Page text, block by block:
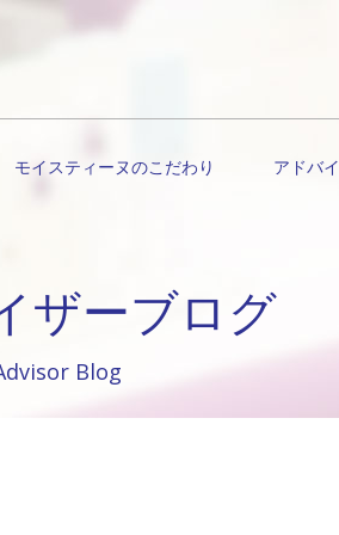
モイスティーヌのこだわり アドバ
ザーブログ
Blog